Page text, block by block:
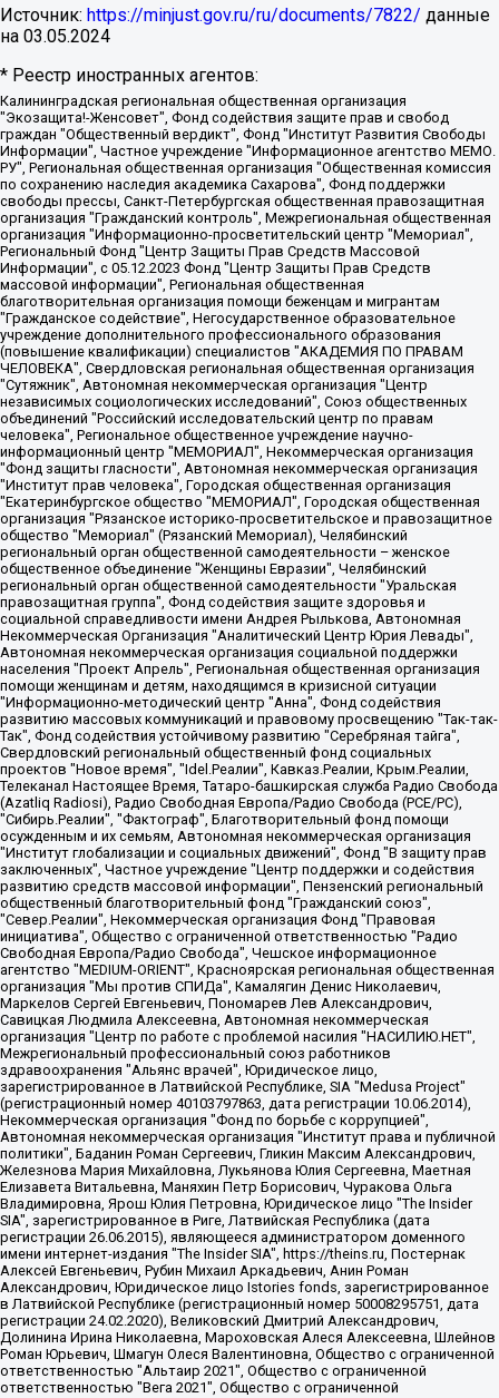
Источник: https://minjust.gov.ru/ru/documents/7822/ данные
на 03.05.2024
* Реестр иностранных агентов:
Калининградская региональная общественная организация "Экозащита!-Женсовет", Фонд содействия защите прав и свобод граждан "Общественный вердикт", Фонд "Институт Развития Свободы Информации", Частное учреждение "Информационное агентство МЕМО. РУ", Региональная общественная организация "Общественная комиссия по сохранению наследия академика Сахарова", Фонд поддержки свободы прессы, Санкт-Петербургская общественная правозащитная организация "Гражданский контроль", Межрегиональная общественная организация "Информационно-просветительский центр "Мемориал", Региональный Фонд "Центр Защиты Прав Средств Массовой Информации", с 05.12.2023 Фонд "Центр Защиты Прав Средств массовой информации", Региональная общественная благотворительная организация помощи беженцам и мигрантам "Гражданское содействие", Негосударственное образовательное учреждение дополнительного профессионального образования (повышение квалификации) специалистов "АКАДЕМИЯ ПО ПРАВАМ ЧЕЛОВЕКА", Свердловская региональная общественная организация "Сутяжник", Автономная некоммерческая организация "Центр независимых социологических исследований", Союз общественных объединений "Российский исследовательский центр по правам человека", Региональное общественное учреждение научно-информационный центр "МЕМОРИАЛ", Некоммерческая организация "Фонд защиты гласности", Автономная некоммерческая организация "Институт прав человека", Городская общественная организация "Екатеринбургское общество "МЕМОРИАЛ", Городская общественная организация "Рязанское историко-просветительское и правозащитное общество "Мемориал" (Рязанский Мемориал), Челябинский региональный орган общественной самодеятельности – женское общественное объединение "Женщины Евразии", Челябинский региональный орган общественной самодеятельности "Уральская правозащитная группа", Фонд содействия защите здоровья и социальной справедливости имени Андрея Рылькова, Автономная Некоммерческая Организация "Аналитический Центр Юрия Левады", Автономная некоммерческая организация социальной поддержки населения "Проект Апрель", Региональная общественная организация помощи женщинам и детям, находящимся в кризисной ситуации "Информационно-методический центр "Анна", Фонд содействия развитию массовых коммуникаций и правовому просвещению "Так-так-Так", Фонд содействия устойчивому развитию "Серебряная тайга", Свердловский региональный общественный фонд социальных проектов "Новое время", "Idel.Реалии", Кавказ.Реалии, Крым.Реалии, Телеканал Настоящее Время, Татаро-башкирская служба Радио Свобода (Azatliq Radiosi), Радио Свободная Европа/Радио Свобода (PCE/PC), "Сибирь.Реалии", "Фактограф", Благотворительный фонд помощи осужденным и их семьям, Автономная некоммерческая организация "Институт глобализации и социальных движений", Фонд "В защиту прав заключенных", Частное учреждение "Центр поддержки и содействия развитию средств массовой информации", Пензенский региональный общественный благотворительный фонд "Гражданский союз", "Север.Реалии", Некоммерческая организация Фонд "Правовая инициатива", Общество с ограниченной ответственностью "Радио Свободная Европа/Радио Свобода", Чешское информационное агентство "MEDIUM-ORIENT", Красноярская региональная общественная организация "Мы против СПИДа", Камалягин Денис Николаевич, Маркелов Сергей Евгеньевич, Пономарев Лев Александрович, Савицкая Людмила Алексеевна, Автономная некоммерческая организация "Центр по работе с проблемой насилия "НАСИЛИЮ.НЕТ", Межрегиональный профессиональный союз работников здравоохранения "Альянс врачей", Юридическое лицо, зарегистрированное в Латвийской Республике, SIA "Medusa Project" (регистрационный номер 40103797863, дата регистрации 10.06.2014), Некоммерческая организация "Фонд по борьбе с коррупцией", Автономная некоммерческая организация "Институт права и публичной политики", Баданин Роман Сергеевич, Гликин Максим Александрович, Железнова Мария Михайловна, Лукьянова Юлия Сергеевна, Маетная Елизавета Витальевна, Маняхин Петр Борисович, Чуракова Ольга Владимировна, Ярош Юлия Петровна, Юридическое лицо "The Insider SIA", зарегистрированное в Риге, Латвийская Республика (дата регистрации 26.06.2015), являющееся администратором доменного имени интернет-издания "The Insider SIA", https://theins.ru, Постернак Алексей Евгеньевич, Рубин Михаил Аркадьевич, Анин Роман Александрович, Юридическое лицо Istories fonds, зарегистрированное в Латвийской Республике (регистрационный номер 50008295751, дата регистрации 24.02.2020), Великовский Дмитрий Александрович, Долинина Ирина Николаевна, Мароховская Алеся Алексеевна, Шлейнов Роман Юрьевич, Шмагун Олеся Валентиновна, Общество с ограниченной ответственностью "Альтаир 2021", Общество с ограниченной ответственностью "Вега 2021", Общество с ограниченной ответственностью "Главный редактор 2021", Общество с ограниченной ответственностью "Ромашки монолит", Важенков Артем Валерьевич, Ивановская областная общественная организация "Центр гендерных исследований", Гурман Юрий Альбертович, Медиапроект "ОВД-Инфо", Егоров Владимир Владимирович, Жилинский Владимир Александрович, Общество с ограниченной ответственностью "ЗП", Иванова София Юрьевна, Карезина Инна Павловна, Кильтау Екатерина Викторовна, Петров Алексей Викторович, Пискунов Сергей Евгеньевич, Смирнов Сергей Сергеевич, Тихонов Михаил Сергеевич, Общество с ограниченной ответственностью "ЖУРНАЛИСТ-ИНОСТРАННЫЙ АГЕНТ", Арапова Галина Юрьевна, Вольтская Татьяна Анатольевна, Американская компания "Mason G.E.S. Anonymous Foundation" (США), являющаяся владельцем интернет-издания https://mnews.world/, Компания "Stichting Bellingcat", зарегистрированная в Нидерландах (дата регистрации 11.07.2018), Захаров Андрей Вячеславович, Клепиковская Екатерина Дмитриевна, Общество с ограниченной ответственностью "МЕМО", Перл Роман Александрович, Симонов Евгений Алексеевич, Соловьева Елена Анатольевна, Сотников Даниил Владимирович, Сурначева Елизавета Дмитриевна, Автономная некоммерческая организация по защите прав человека и информированию населения "Якутия – Наше Мнение", Общество с ограниченной ответственностью "Москоу диджитал медиа", с 26.01.2023 Общество с ограниченной ответственностью "Чайка Белые сады", Ветошкина Валерия Валерьевна, Заговора Максим Александрович, Межрегиональное общественное движение "Российская ЛГБТ - сеть", Оленичев Максим Владимирович, Павлов Иван Юрьевич, Скворцова Елена Сергеевна, Общество с ограниченной ответственностью "Как бы инагент", Кочетков Игорь Викторович, Общество с ограниченной ответственностью "Честные выборы", Еланчик Олег Александрович, Общество с ограниченной ответственностью "Нобелевский призыв", Гималова Регина Эмилевна, Григорьев Андрей Валерьевич, Григорьева Алина Александровна, Ассоциация по содействию защите прав призывников, альтернативнослужащих и военнослужащих "Правозащитная группа "Гражданин.Армия.Право", Хисамова Регина Фаритовна, Автономная некоммерческая организация по реализации социально-правовых программ "Лилит", Дальневосточное общественное движение "Маяк", Санкт-Петербургская ЛГБТ-инициативная группа "Выход", Инициативная группа ЛГБТ+ "Реверс", Алексеев Андрей Викторович, Бекбулатова Таисия Львовна, Беляев Иван Михайлович, Владыкина Елена Сергеевна, Гельман Марат Александрович, Никульшина Вероника Юрьевна, Толоконникова Надежда Андреевна, Шендерович Виктор Анатольевич, Общество с ограниченной ответственностью "Данное сообщение", Общество с ограниченной ответственностью Издательский дом "Новая глава", Айнбиндер Александра Александровна, Московский комьюнити-центр для ЛГБТ+инициатив, Благотворительный фонд развития филантропии, Deutsche Welle (Германия, Kurt-Schumacher-Strasse 3, 53113 Bonn), Борзунова Мария Михайловна, Воробьев Виктор Викторович, Голубева Анна Львовна, Константинова Алла Михайловна, Малкова Ирина Владимировна, Мурадов Мурад Абдулгалимович, Осетинская Елизавета Николаевна, Понасенков Евгений Николаевич, Ганапольский Матвей Юрьевич, Киселев Евгений Алексеевич, Борухович Ирина Григорьевна, Дремин Иван Тимофеевич, Дубровский Дмитрий Викторович, Красноярская региональная общественная организация поддержки и развития альтернативных образовательных технологий и межкультурных коммуникаций "ИНТЕРРА", Маяковская Екатерина Алексеевна, Фейгин Марк Захарович, Филимонов Андрей Викторович, Дзугкоева Регина Николаевна, Доброхотов Роман Александрович, Дудь Юрий Александрович, Елкин Сергей Владимирович, Кругликов Кирилл Игоревич, Сабунаева Мария Леонидовна, Семенов Алексей Владимирович, Шаинян Карен Багратович, Шульман Екатерина Михайловна, Асафьев Артур Валерьевич, Вахштайн Виктор Семенович, Венедиктов Алексей Алексеевич, Лушникова Екатерина Евгеньевна, Волков Леонид Михайлович, Невзоров Александр Глебович, Пархоменко Сергей Борисович, Сироткин Ярослав Николаевич, Кара-Мурза Владимир Владимирович, Баранова Наталья Владимировна, Гозман Леонид Яковлевич, Кагарлицкий Борис Юльевич, Климарев Михаил Валерьевич, Милов Владимир Станиславович, Автономная некоммерческая организация Краснодарский центр современного искусства "Типография", Моргенштерн Алишер Тагирович, Соболь Любовь Эдуардовна, Общество с ограниченной ответственностью "ЛИЗА НОРМ", Каспаров Гарри Кимович, Ходорковский Михаил Борисович, Общество с ограниченной ответственностью "Апрельские тезисы", Данилович Ирина Брониславовна, Кашин Олег Владимирович, Петров Николай Владимирович, Пивоваров Алексей Владимирович, Соколов Михаил Владимирович, Цветкова Юлия Владимировна, Чичваркин Евгений Александрович, Комитет против пыток/Команда против пыток, Общество с ограниченной ответственностью "Первый научный", Общество с ограниченной ответственностью "Вертолет и ко", Белоцерковская Вероника Борисовна, Кац Максим Евгеньевич, Лазарева Татьяна Юрьевна, Шаведдинов Руслан Табризович, Яшин Илья Валерьевич, Общество с ограниченной ответственностью "Иноагент ААВ", Алешковский Дмитрий Петрович, Альбац Евгения Марковна, Быков Дмитрий Львович, Галямина Юлия Евгеньевна, Лойко Сергей Леонидович, Мартынов Кирилл Константинович, Медведев Сергей Александрович, Крашенинников Федор Геннадиевич, Гордеева Катерина Вл